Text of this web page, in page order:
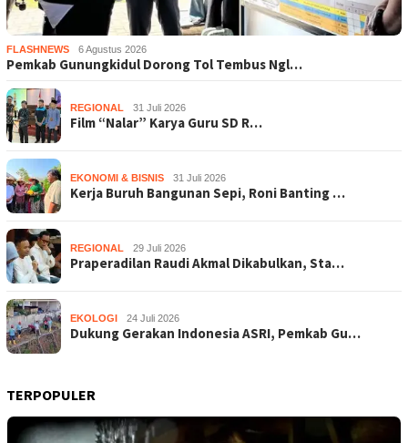
FLASHNEWS 6 Agustus 2026
Pemkab Gunungkidul Dorong Tol Tembus Ngl…
REGIONAL 31 Juli 2026
Film “Nalar” Karya Guru SD R…
EKONOMI & BISNIS 31 Juli 2026
Kerja Buruh Bangunan Sepi, Roni Banting …
REGIONAL 29 Juli 2026
Praperadilan Raudi Akmal Dikabulkan, Sta…
EKOLOGI 24 Juli 2026
Dukung Gerakan Indonesia ASRI, Pemkab Gu…
TERPOPULER